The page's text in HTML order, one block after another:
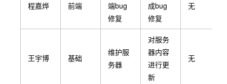
程嘉烨 前端
端bug
修复
成bug
修复
无
王宇博 基础
维护服
务器
对服务
器内容
进行更
新
无